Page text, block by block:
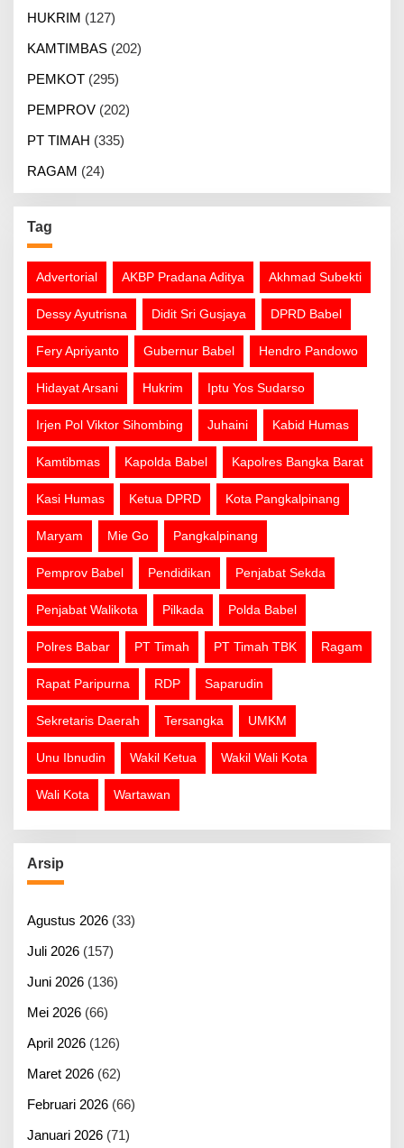
HUKRIM (127)
KAMTIMBAS (202)
PEMKOT (295)
PEMPROV (202)
PT TIMAH (335)
RAGAM (24)
Tag
Advertorial AKBP Pradana Aditya Akhmad Subekti
Dessy Ayutrisna Didit Sri Gusjaya DPRD Babel
Fery Apriyanto Gubernur Babel Hendro Pandowo
Hidayat Arsani Hukrim Iptu Yos Sudarso
Irjen Pol Viktor Sihombing Juhaini Kabid Humas
Kamtibmas Kapolda Babel Kapolres Bangka Barat
Kasi Humas Ketua DPRD Kota Pangkalpinang
Maryam Mie Go Pangkalpinang
Pemprov Babel Pendidikan Penjabat Sekda
Penjabat Walikota Pilkada Polda Babel
Polres Babar PT Timah PT Timah TBK Ragam
Rapat Paripurna RDP Saparudin
Sekretaris Daerah Tersangka UMKM
Unu Ibnudin Wakil Ketua Wakil Wali Kota
Wali Kota Wartawan
Arsip
Agustus 2026 (33)
Juli 2026 (157)
Juni 2026 (136)
Mei 2026 (66)
April 2026 (126)
Maret 2026 (62)
Februari 2026 (66)
Januari 2026 (71)